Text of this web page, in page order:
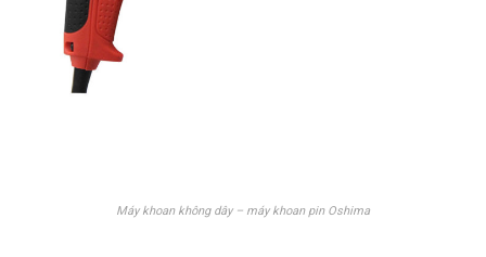
Máy khoan không dây – máy khoan pin Oshima